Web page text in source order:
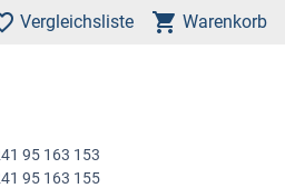
Vergleichsliste Warenkorb
95 163 153
95 163 155